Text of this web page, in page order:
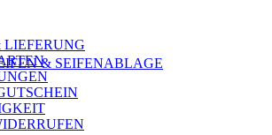
& SEIFENABLAGE